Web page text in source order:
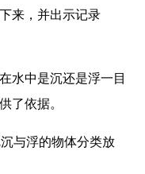
来，并出示记录
中是沉还是浮一目
了依据。
与浮的物体分类放